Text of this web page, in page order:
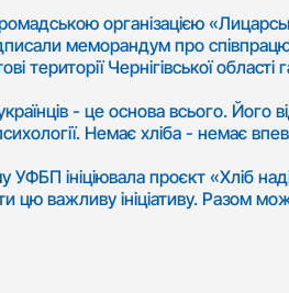
організацією
меморандум про
території Чернігівської
- це основа всього. Його
Немає хліба - немає
УФБП ініціювала проєкт «Хліб
цю важливу ініціативу. Разом